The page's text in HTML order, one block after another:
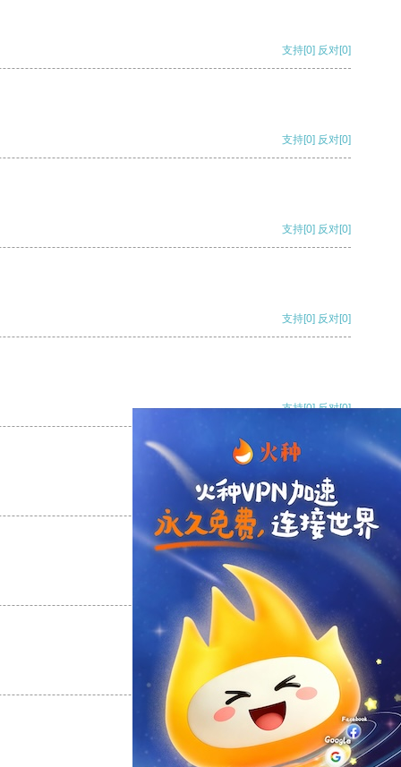
支持[0] 反对[0]
支持[0] 反对[0]
支持[0] 反对[0]
支持[0] 反对[0]
支持[0] 反对[0]
支持[0] 反对
支持
支持 反对 [0]